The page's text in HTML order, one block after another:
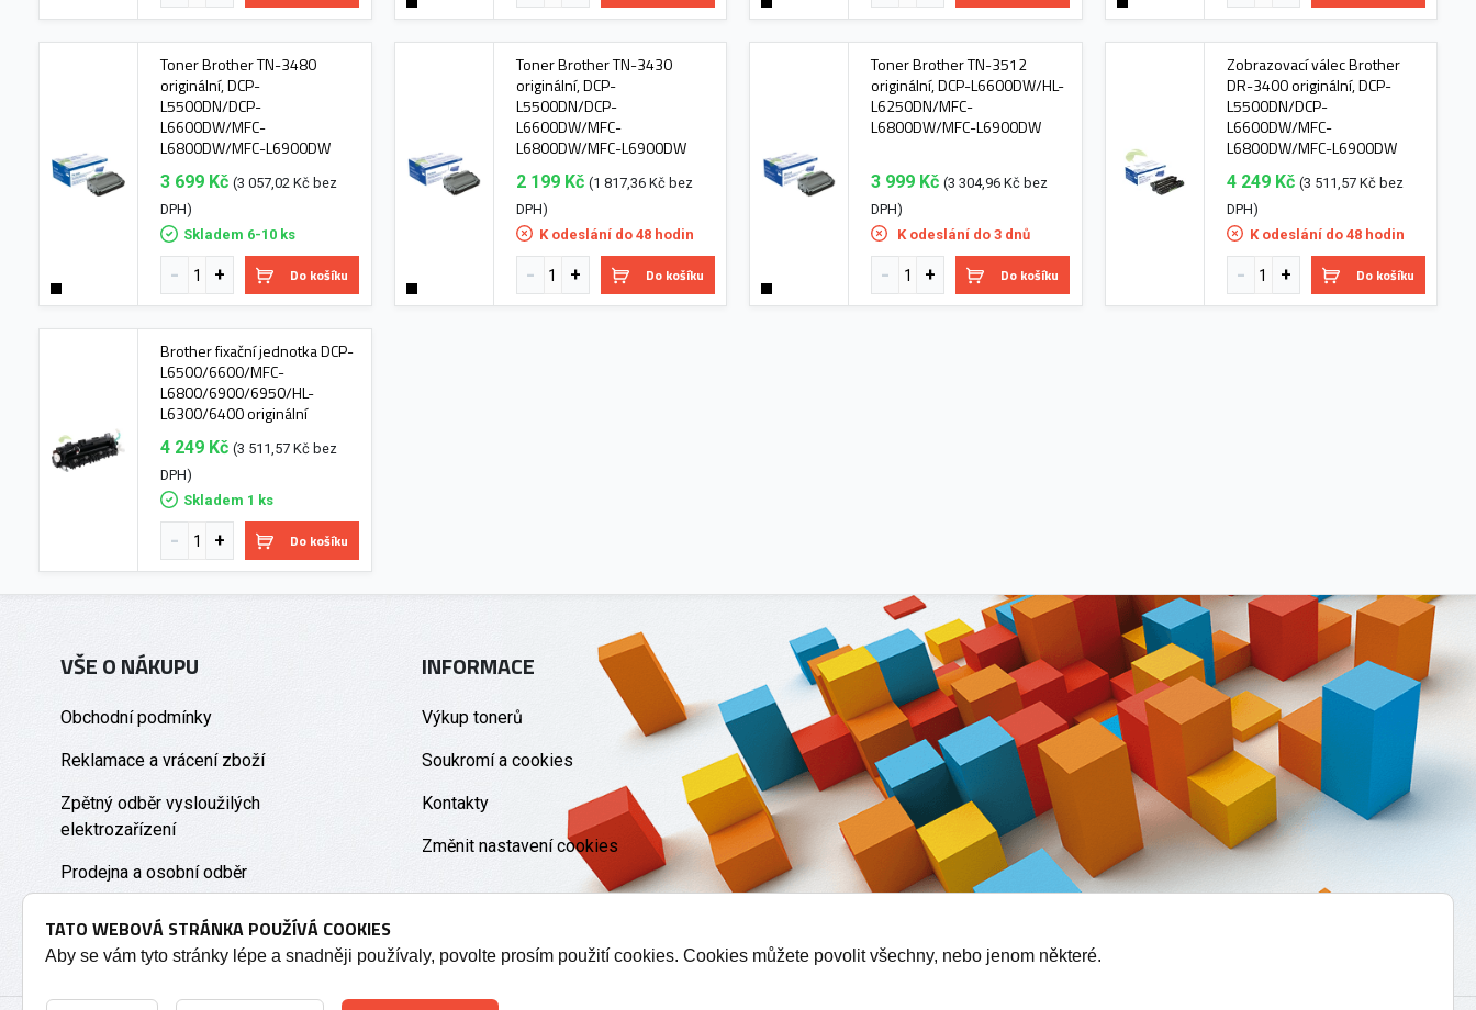
Toner Brother TN-3480
originální, DCP-
L5500DN/DCP-
L6600DW/MFC-
L6800DW/MFC-L6900DW
3 699 Kč (3 057,02 Kč bez
DPH)
Skladem 6-10 ks
Do košíku
Toner Brother TN-3430
originální, DCP-
L5500DN/DCP-
L6600DW/MFC-
L6800DW/MFC-L6900DW
2 199 Kč (1 817,36 Kč bez
DPH)
K odeslání do 48 hodin
Do košíku
Toner Brother TN-3512
originální, DCP-L6600DW/HL-
L6250DN/MFC-
L6800DW/MFC-L6900DW
3 999 Kč (3 304,96 Kč bez
DPH)
K odeslání do 3 dnů
Do košíku
Zobrazovací válec Brother
DR-3400 originální, DCP-
L5500DN/DCP-
L6600DW/MFC-
L6800DW/MFC-L6900DW
4 249 Kč (3 511,57 Kč bez
DPH)
K odeslání do 48 hodin
Do košíku
Brother fixační jednotka DCP-
L6500/6600/MFC-
L6800/6900/6950/HL-
L6300/6400 originální
4 249 Kč (3 511,57 Kč bez
DPH)
Skladem 1 ks
Do košíku
VŠE O NÁKUPU
Obchodní podmínky
Reklamace a vrácení zboží
Zpětný odběr vysloužilých
elektrozařízení
Prodejna a osobní odběr
INFORMACE
Výkup tonerů
Soukromí a cookies
Kontakty
Změnit nastavení cookies
TATO WEBOVÁ STRÁNKA POUŽÍVÁ COOKIES
Aby se vám tyto stránky lépe a snadněji používaly, povolte prosím použití cookies. Cookies můžete povolit všechny, nebo jenom některé.